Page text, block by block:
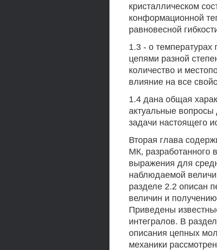
кристаллическом
конформационной
равновесной
1.3 - о
цепями разной
количество и
влияние на все
1.4 дана общая
актуальные
задачи настоящего
Вторая глава
МК, разработанного
выражения для
наблюдаемой
разделе 2.2 описан
величин и получению
Приведены
интегралов. В
описания цепных
механики